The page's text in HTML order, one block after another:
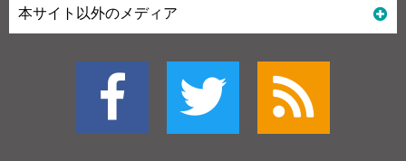
本サイト以外のメディア